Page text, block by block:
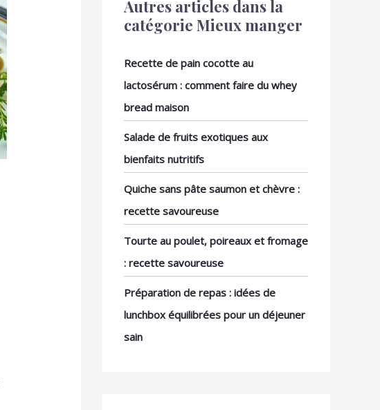
Autres articles dans la
catégorie Mieux manger
Recette de pain cocotte au
lactosérum : comment faire du whey
bread maison
Salade de fruits exotiques aux
bienfaits nutritifs
Quiche sans pâte saumon et chèvre :
recette savoureuse
Tourte au poulet, poireaux et fromage
: recette savoureuse
Préparation de repas : idées de
lunchbox équilibrées pour un déjeuner
sain